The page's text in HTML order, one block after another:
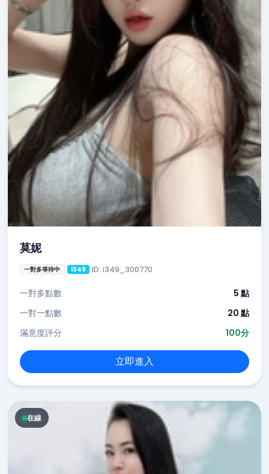
莫妮
一對多等待中 i349 ID: i349_300770
一對多點數
5 點
一對一點數
20 點
滿意度評分
100分
立即進入
在線